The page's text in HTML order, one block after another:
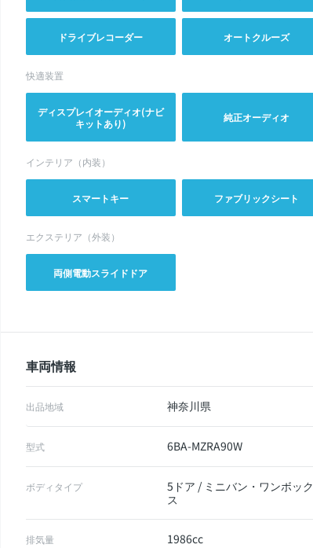
ドライブレコーダー オートクルーズ
快適装置
ディスプレイオーディオ(ナビ
キットあり)
純正オーディオ
インテリア（内装）
スマートキー ファブリックシート
エクステリア（外装）
両側電動スライドドア
車両情報
出品地域 神奈川県
型式 6BA-MZRA90W
ボディタイプ
5ドア / ミニバン・ワンボック
ス
排気量 1986cc